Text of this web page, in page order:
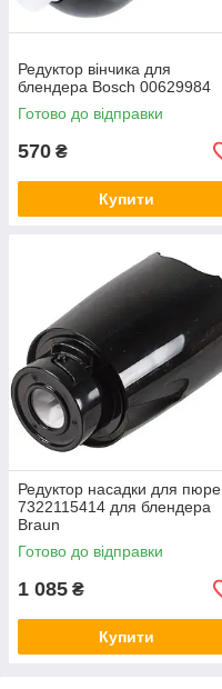
Редуктор вінчика для
блендера Bosch 00629984
Готово до відправки
570 ₴
Купити
Редуктор насадки для пюре
7322115414 для блендера
Braun
Готово до відправки
1 085 ₴
Купити